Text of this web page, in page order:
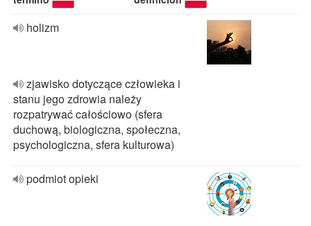
holizm
zjawisko dotyczące człowieka i
stanu jego zdrowia należy
rozpatrywać całościowo (sfera
duchową, biologiczna, społeczna,
psychologiczna, sfera kulturowa)
podmiot opieki